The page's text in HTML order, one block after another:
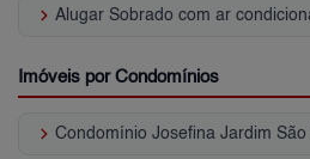
keyboard_arrow_right
Imóveis por Condomínios
keyboard_arrow_right